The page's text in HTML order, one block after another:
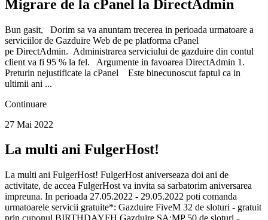
Migrare de la cPanel la DirectAdmin
Bun gasit, Dorim sa va anuntam trecerea in perioada urmatoare a
serviciilor de Gazduire Web de pe platforma cPanel
pe DirectAdmin. Administrarea serviciului de gazduire din contul
client va fi 95 % la fel. Argumente in favoarea DirectAdmin 1.
Preturin nejustificate la cPanel Este binecunoscut faptul ca in
ultimii ani ...
Continuare
27 Mai 2022
La multi ani FulgerHost!
La multi ani FulgerHost! FulgerHost aniverseaza doi ani de
activitate, de accea FulgerHost va invita sa sarbatorim aniversarea
impreuna. In perioada 27.05.2022 - 29.05.2022 poti comanda
urmatoarele servicii gratuite*: Gazduire FiveM 32 de sloturi - gratuit